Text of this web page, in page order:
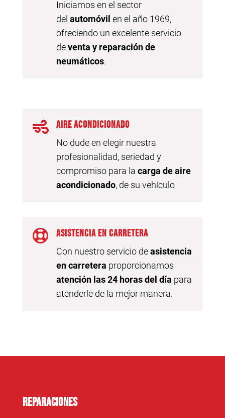
Iniciamos en el sector
del automóvil en el año 1969,
ofreciendo un excelente servicio
deventa y reparación de
neumáticos.
 AIRE ACONDICIONADO
No dude en elegir nuestra
profesionalidad, seriedad y
compromiso para la carga deaire
acondicionado, de su vehículo
 Asistencia en carretera
Con nuestro servicio deasistencia
en carretera proporcionamos
atención las 24 horas del día para
atenderle de la mejor manera.
Reparaciones